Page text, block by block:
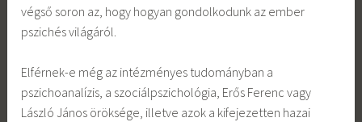
végső soron az, hogy hogyan gondolkodunk az ember
pszichés világáról.
Elférnek-e még az intézményes tudományban a
pszichoanalízis, a szociálpszichológia, Erős Ferenc vagy
László János öröksége, illetve azok a kifejezetten hazai